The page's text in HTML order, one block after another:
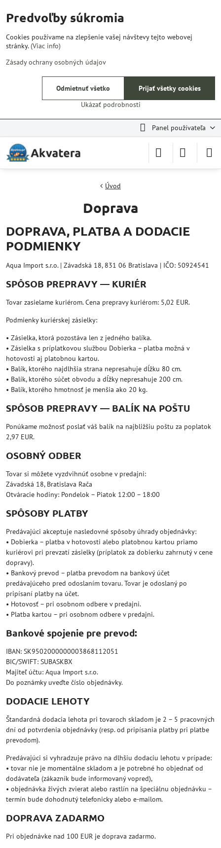
Panel používateľa
Úvod
Doprava
DOPRAVA, PLATBA A DODACIE
PODMIENKY
Aqua Import s.r.o. | Závadská 18, 831 06 Bratislava | IČO: 50924541
SPÔSOB PREPRAVY — KURIÉR
Tovar zasielame kuriérom. Cena prepravy kuriérom: 5,02 EUR.
Podmienky kuriérskej zásielky:
• Zásielka, ktorá pozostáva len z jedného balíka.
• Zásielka s príplatkovou službou Dobierka – platba možná v
hotovosti aj platobnou kartou.
• Balík, ktorého najdlhšia strana nepresahuje dĺžku 80 cm.
• Balík, ktorého súčet obvodu a dĺžky nepresahuje 200 cm.
• Balík, ktorého hmotnosť je menšia ako 20 kg.
SPÔSOB PREPRAVY — BALÍK NA POŠTU
Ponúkame možnosť poslať váš balík na najbližšiu poštu za poplatok
2,97 EUR.
OSOBNÝ ODBER
Tovar si môžete vyzdvihnúť osobne v predajni:
Závadská 18, Bratislava Rača
Otváracie hodiny: Pondelok – Piatok 12:00 – 18:00
SPÔSOBY PLATBY
Predávajúci akceptuje nasledovné spôsoby úhrady objednávky:
• Dobierka – platba v hotovosti alebo platobnou kartou priamo
kuriérovi pri prevzatí zásielky (príplatok za dobierku zahrnutý v cene
dopravy).
• Bankový prevod – platba prevodom na bankový účet
predávajúceho pred odoslaním tovaru. Tovar je odoslaný po
pripísaní platby na účet.
• Hotovosť – pri osobnom odbere v predajni.
• Platba kartou – pri osobnom odbere v predajni.
Bankové spojenie pre prevod:
IBAN: SK9502000000003868112051
BIC/SWIFT: SUBASKBX
Majiteľ účtu: Aqua Import s.r.o.
Do poznámky uveďte číslo objednávky.
DODACIE LEHOTY
Štandardná dodacia lehota pri tovaroch skladom je 2 – 5 pracovných
dní od potvrdenia objednávky (resp. od pripísania platby pri platbe
prevodom).
Predávajúci si vyhradzuje právo na dlhšiu dodaciu lehotu v prípade:
• tovar nie je momentálne skladom a je potrebné ho objednať od
dodávateľa (zákazník bude informovaný vopred),
• objednávka živých zvierat alebo rastlín na špeciálnu objednávku –
termín bude dohodnutý telefonicky alebo e-mailom.
DOPRAVA ZADARMO
Pri objednávke nad 100 EUR je doprava zadarmo.
Predvoľby súkromia
Cookies používame na zlepšenie vašej návštevy tejto webovej
stránky.(Viac info)
Zásady ochrany osobných údajov
Ukázať podrobnosti
Prijať všetky cookies
Odmietnuť všetko